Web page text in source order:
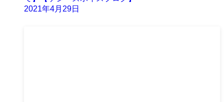
2021年4月29日